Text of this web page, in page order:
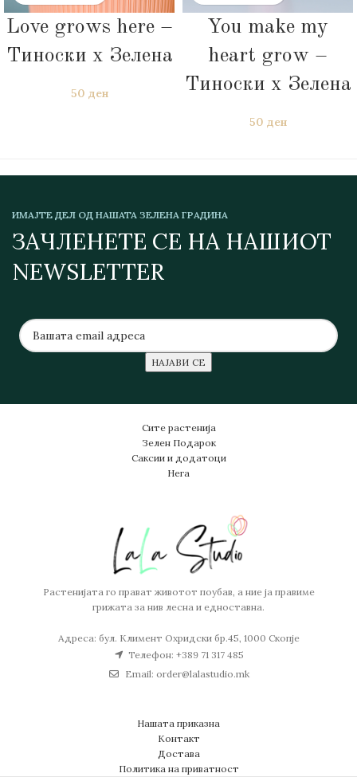
Love grows here –
Тиноски х Зелена
50 ден
You make my
heart grow –
Тиноски х Зелена
50 ден
ИМАЈТЕ ДЕЛ ОД НАШАТА ЗЕЛЕНА ГРАДИНА
ЗАЧЛЕНЕТЕ СЕ НА НАШИОТ
NEWSLETTER
Сите растенија
Зелен Подарок
Саксии и додатоци
Нега
Растенијата го прават животот поубав, а ние ја правиме
грижата за нив лесна и едноставна.
Адреса: бул. Климент Охридски бр.45, 1000 Скопје
Телефон: +389 71 317 485
Email: order@lalastudio.mk
Нашата приказна
Контакт
Достава
Политика на приватност